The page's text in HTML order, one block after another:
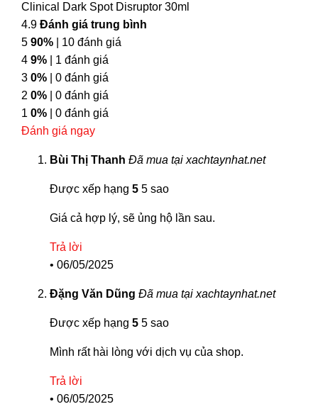
Clinical Dark Spot Disruptor 30ml
4.9 Đánh giá trung bình
5 90% | 10 đánh giá
4 9% | 1 đánh giá
3 0% | 0 đánh giá
2 0% | 0 đánh giá
1 0% | 0 đánh giá
Đánh giá ngay
Bùi Thị Thanh Đã mua tại xachtaynhat.net
Được xếp hạng 5 5 sao
Giá cả hợp lý, sẽ ủng hộ lần sau.
Trả lời
• 06/05/2025
Đặng Văn Dũng Đã mua tại xachtaynhat.net
Được xếp hạng 5 5 sao
Mình rất hài lòng với dịch vụ của shop.
Trả lời
• 06/05/2025